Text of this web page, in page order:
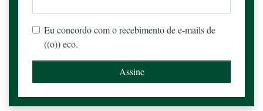
Eu concordo com o recebimento de e-mails de
((o)) eco.